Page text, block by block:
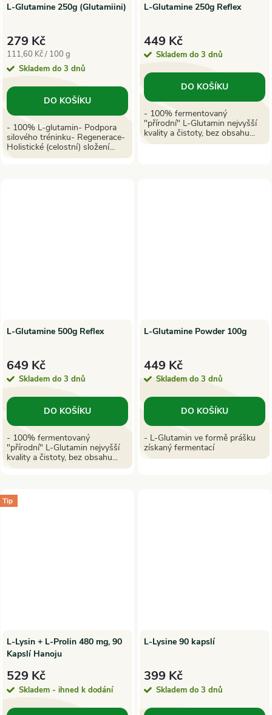
L-Glutamine 250g (Glutamiini)
279 Kč
Měrná
cena:
111,60 Kč / 100 g
Skladem do 3 dnů
DO KOŠÍKU
- 100% L-glutamin- Podpora
silového tréninku- Regenerace-
Holistické (celostní) složení...
L-Glutamine 250g Reflex
449 Kč
Skladem do 3 dnů
DO KOŠÍKU
- 100% fermentovaný
"přírodní" L-Glutamin nejvyšší
kvality a čistoty, bez obsahu...
L-Glutamine 500g Reflex
649 Kč
Skladem do 3 dnů
DO KOŠÍKU
- 100% fermentovaný
"přírodní" L-Glutamin nejvyšší
kvality a čistoty, bez obsahu...
L-Glutamine Powder 100g
449 Kč
Skladem do 3 dnů
DO KOŠÍKU
- L-Glutamin ve formě prášku
získaný fermentací
Tip
L-Lysin + L-Prolin 480 mg, 90
Kapslí Hanoju
529 Kč
Skladem - ihned k dodání
L-Lysine 90 kapslí
399 Kč
Skladem do 3 dnů